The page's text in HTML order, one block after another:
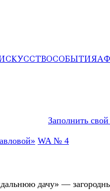
СОБЫТИЯ
Заполнить
WA № 4
дачу» —